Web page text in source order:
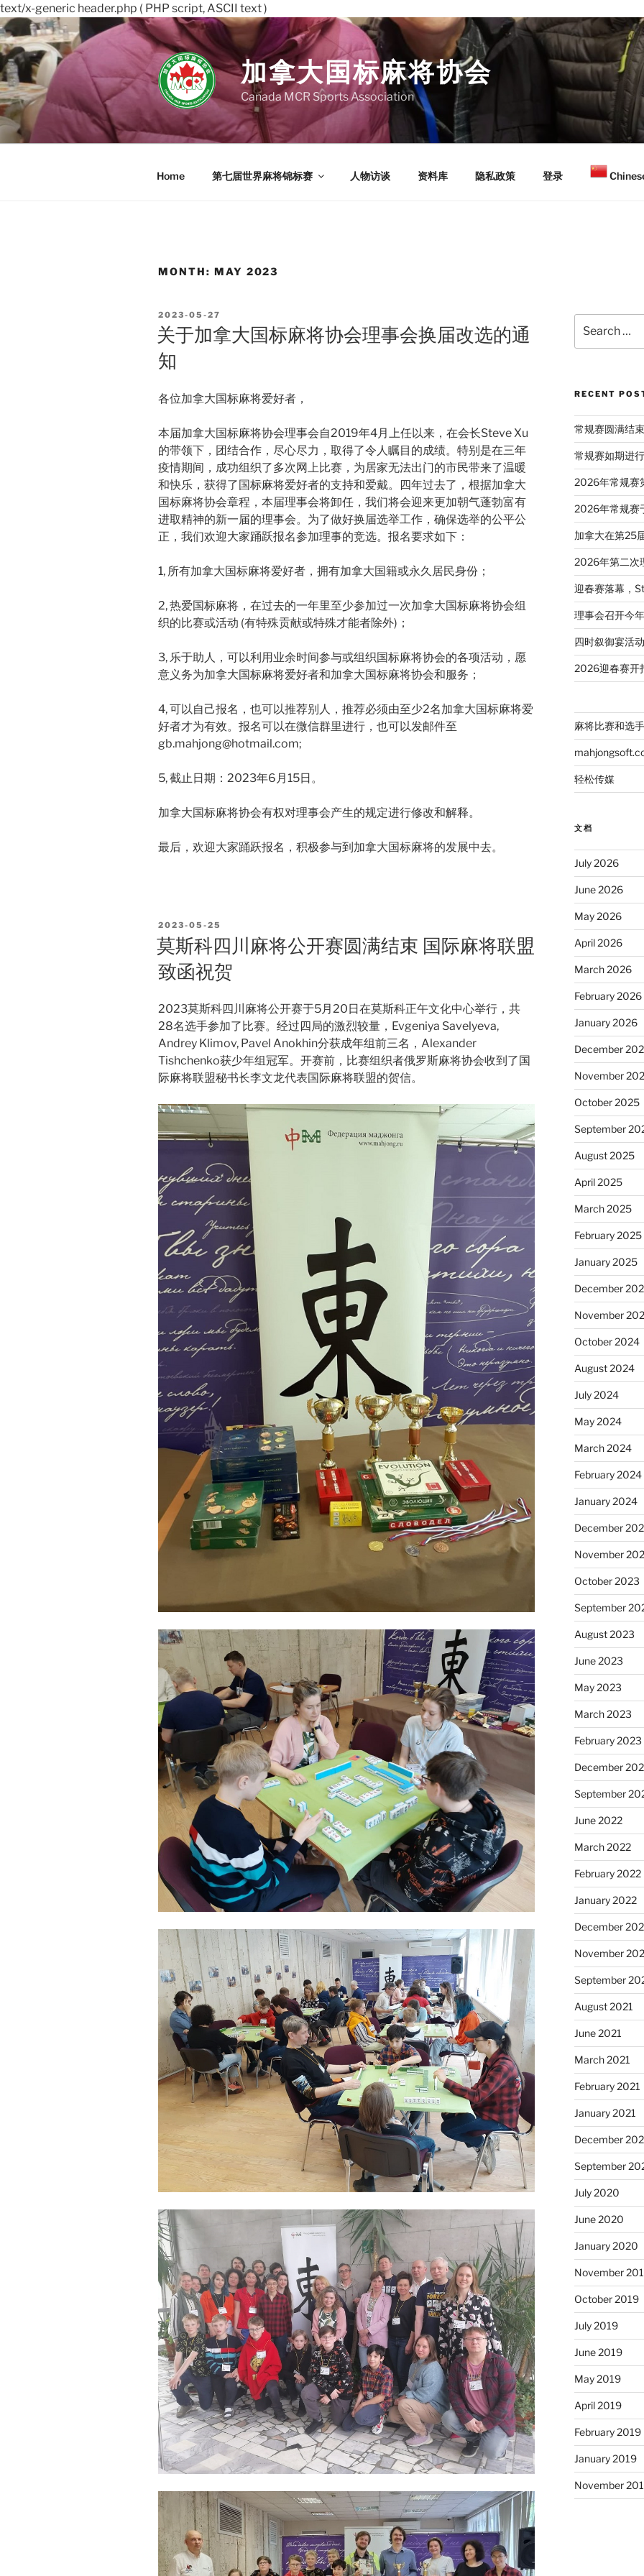
text/x-generic header.php ( PHP script, ASCII text )
Skip
to
content
加拿大国标麻将协会
Canada MCR Sports Association
Home 第七届世界麻将锦标赛 人物访谈 资料库 隐私政策 登录
MONTH: MAY 2023
POSTED
ON
2023-05-27
关于加拿大国标麻将协会理事会换届改选的通
知
各位加拿大国标麻将爱好者，
本届加拿大国标麻将协会理事会自2019年4月上任以来，在会长Steve Xu
的带领下，团结合作，尽心尽力，取得了令人瞩目的成绩。特别是在三年
疫情期间，成功组织了多次网上比赛，为居家无法出门的市民带来了温暖
和快乐，获得了国标麻将爱好者的支持和爱戴。四年过去了，根据加拿大
国标麻将协会章程，本届理事会将卸任，我们将会迎来更加朝气蓬勃富有
进取精神的新一届的理事会。为了做好换届选举工作，确保选举的公平公
正，我们欢迎大家踊跃报名参加理事的竞选。报名要求如下：
1, 所有加拿大国标麻将爱好者，拥有加拿大国籍或永久居民身份；
2, 热爱国标麻将，在过去的一年里至少参加过一次加拿大国标麻将协会组
织的比赛或活动 (有特殊贡献或特殊才能者除外)；
3, 乐于助人，可以利用业余时间参与或组织国标麻将协会的各项活动，愿
意义务为加拿大国标麻将爱好者和加拿大国标麻将协会和服务；
4, 可以自己报名，也可以推荐别人，推荐必须由至少2名加拿大国标麻将爱
好者才为有效。报名可以在微信群里进行，也可以发邮件至
gb.mahjong@hotmail.com;
5, 截止日期：2023年6月15日。
加拿大国标麻将协会有权对理事会产生的规定进行修改和解释。
最后，欢迎大家踊跃报名，积极参与到加拿大国标麻将的发展中去。
POSTED
ON
2023-05-25
莫斯科四川麻将公开赛圆满结束 国际麻将联盟
致函祝贺
2023莫斯科四川麻将公开赛于5月20日在莫斯科正午文化中心举行，共
28名选手参加了比赛。经过四局的激烈较量，Evgeniya Savelyeva,
Andrey Klimov, Pavel Anokhin分获成年组前三名，Alexander
Tishchenko获少年组冠军。开赛前，比赛组织者俄罗斯麻将协会收到了国
际麻将联盟秘书长李文龙代表国际麻将联盟的贺信。
for:
RECENT
常规赛圆满结
常规赛如期进行
2026年常规赛
2026年常规赛
加拿大在第25
2026年第二次
迎春赛落幕，
理事会召开今
四时叙御宴活
2026迎春赛开
麻将比赛和选
轻松传媒
文档
July 2026
June 2026
May 2026
April 2026
March 2026
February 2026
January 2026
December
November
October 2025
September
August 2025
April 2025
March 2025
February 2025
January 2025
December
November
October 2024
August 2024
July 2024
May 2024
March 2024
February 2024
January 2024
December
November
October 2023
September
August 2023
June 2023
May 2023
March 2023
February 2023
December
September
June 2022
March 2022
February 2022
January 2022
December
November
September
August 2021
June 2021
March 2021
February 2021
January 2021
December
September
July 2020
June 2020
January 2020
November
October 2019
July 2019
June 2019
May 2019
April 2019
February 2019
January 2019
November